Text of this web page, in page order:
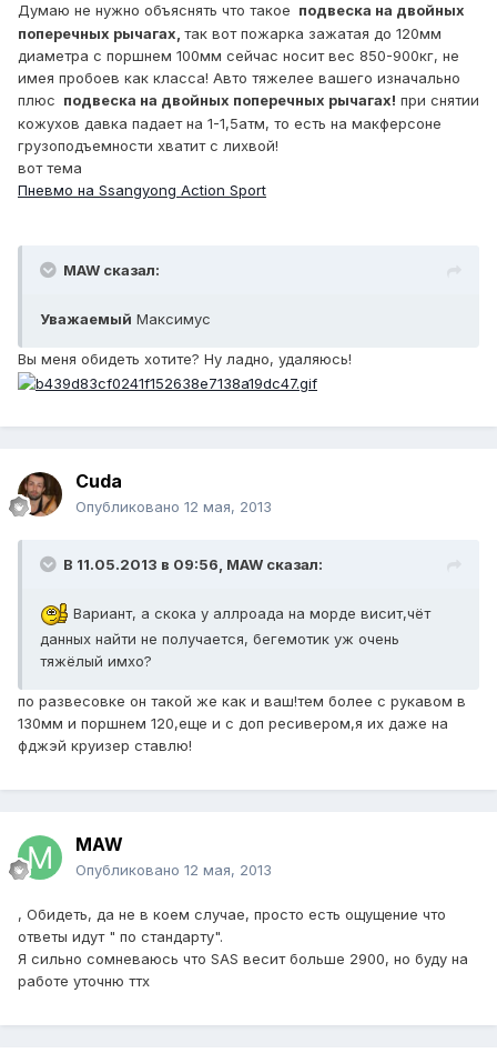
Думаю не нужно объяснять что такое подвеска на двойных
поперечных рычагах, так вот пожарка зажатая до 120мм
диаметра с поршнем 100мм сейчас носит вес 850-900кг, не
имея пробоев как класса! Авто тяжелее вашего изначально
плюс подвеска на двойных поперечных рычагах! при снятии
кожухов давка падает на 1-1,5атм, то есть на макферсоне
грузоподъемности хватит с лихвой!
вот тема
Пневмо на Ssangyong Action Sport
MAW сказал:
Уважаемый Максимус
Вы меня обидеть хотите? Ну ладно, удаляюсь!
Cuda
Опубликовано 12 мая, 2013
В 11.05.2013 в 09:56, MAW сказал:
Вариант, а скока у аллроада на морде висит,чёт
данных найти не получается, бегемотик уж очень
тяжёлый имхо?
по развесовке он такой же как и ваш!тем более с рукавом в
130мм и поршнем 120,еще и с доп ресивером,я их даже на
фджэй круизер ставлю!
MAW
Опубликовано 12 мая, 2013
, Обидеть, да не в коем случае, просто есть ощущение что
ответы идут " по стандарту".
Я сильно сомневаюсь что SAS весит больше 2900, но буду на
работе уточню ттх